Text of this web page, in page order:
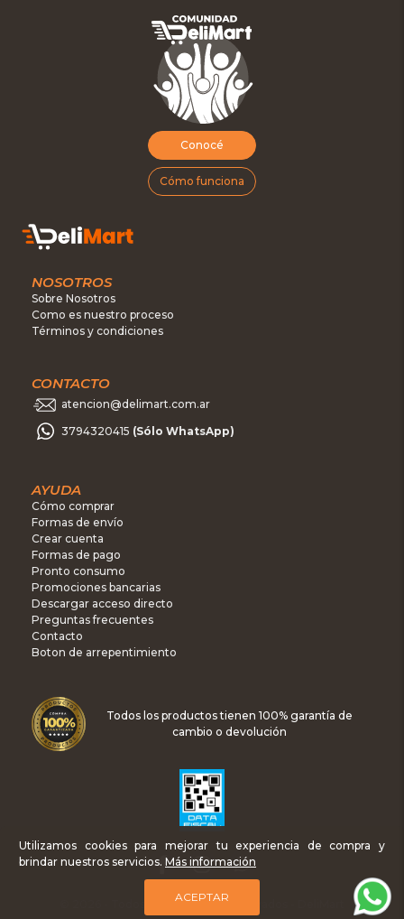
Conocé
Cómo funciona
NOSOTROS
Sobre Nosotros
Como es nuestro proceso
Términos y condiciones
CONTACTO
atencion@delimart.com.ar
3794320415 (Sólo WhatsApp)
AYUDA
Cómo comprar
Formas de envío
Crear cuenta
Formas de pago
Pronto consumo
Promociones bancarias
Descargar acceso directo
Preguntas frecuentes
Contacto
Boton de arrepentimiento
Todos los productos tienen 100% garantía de
cambio o devolución
© 2026 - Todos los Derechos Reservados - DeliMart
Utilizamos cookies para mejorar tu experiencia de compra y
brindar nuestros servicios. Más información
ACEPTAR